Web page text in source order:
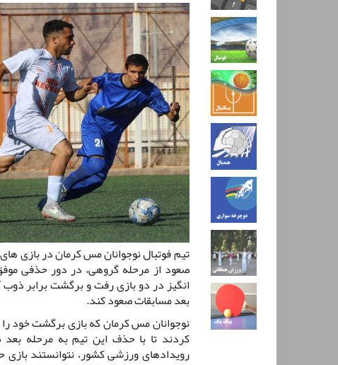
تیم فوتبال نوجوانان مس کرمان در بازی
صعود از مرحله گروهی، در دور حذفی
انگیز در دو بازی رفت و برگشت برابر
بعد مسابقات صعود کند.
کردند تا با حذف این تیم به مرحله